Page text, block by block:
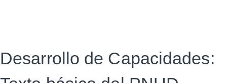
Desarrollo de Capacidades: